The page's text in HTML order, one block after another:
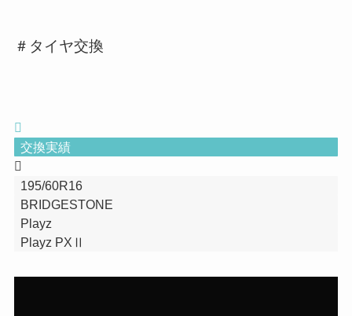
＃タイヤ交換
交換実績
195/60R16
BRIDGESTONE
Playz
Playz PXⅡ